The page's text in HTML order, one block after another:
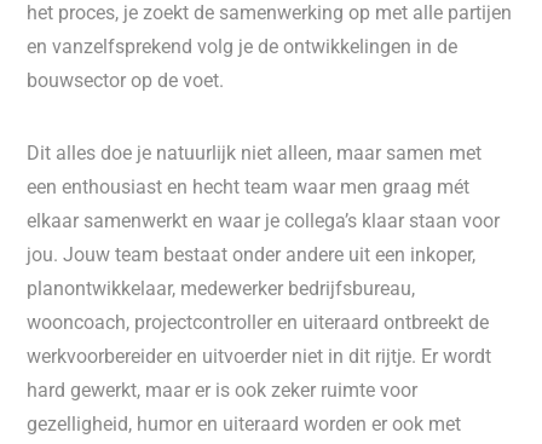
het proces, je zoekt de samenwerking op met alle partijen
en vanzelfsprekend volg je de ontwikkelingen in de
bouwsector op de voet.
Dit alles doe je natuurlijk niet alleen, maar samen met
een enthousiast en hecht team waar men graag mét
elkaar samenwerkt en waar je collega’s klaar staan voor
jou. Jouw team bestaat onder andere uit een inkoper,
planontwikkelaar, medewerker bedrijfsbureau,
wooncoach, projectcontroller en uiteraard ontbreekt de
werkvoorbereider en uitvoerder niet in dit rijtje. Er wordt
hard gewerkt, maar er is ook zeker ruimte voor
gezelligheid, humor en uiteraard worden er ook met